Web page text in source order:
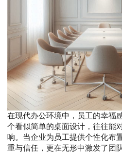
在现代办公环境中，员工的幸福
个看似简单的桌面设计，往往能
响。当企业为员工提供个性化布
重与信任，更在无形中激发了团